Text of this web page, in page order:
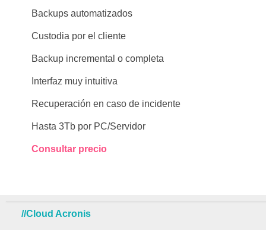
Backups automatizados
Custodia por el cliente
Backup incremental o completa
Interfaz muy intuitiva
Recuperación en caso de incidente
Hasta 3Tb por PC/Servidor
Consultar precio
//Cloud Acronis